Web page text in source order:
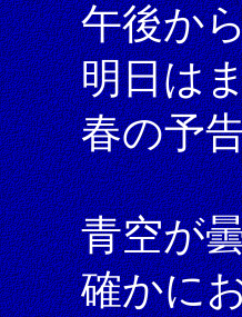
午後か
明日は
春の予
青空が
確かに